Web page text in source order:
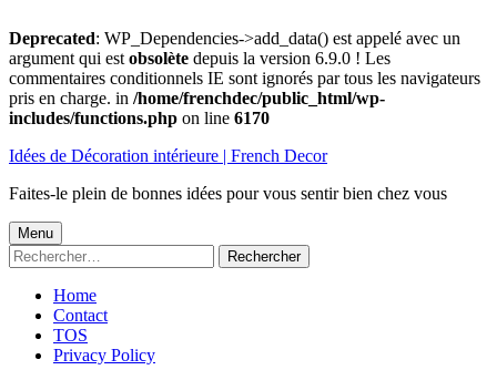
Deprecated: WP_Dependencies->add_data() est appelé avec un
argument qui est obsolète depuis la version 6.9.0 ! Les
commentaires conditionnels IE sont ignorés par tous les navigateurs
pris en charge. in /home/frenchdec/public_html/wp-
includes/functions.php on line 6170
au
Idées de Décoration intérieure | French Decor
Faites-le plein de bonnes idées pour vous sentir bien chez vous
Menu
principal
Menu
Rechercher :
Home
Contact
TOS
Privacy Policy